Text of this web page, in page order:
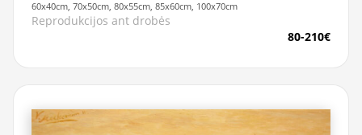
60x40cm, 70x50cm, 80x55cm, 85x60cm, 100x70cm
Reprodukcijos ant drobės
80-210€